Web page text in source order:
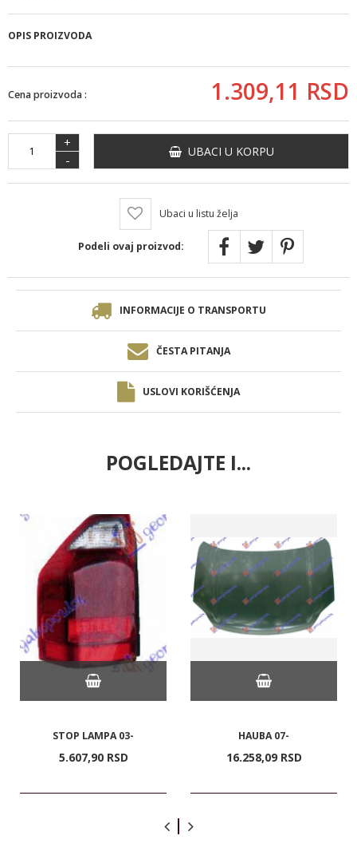
OPIS PROIZVODA
Cena proizvoda : 1.309,11 RSD
+
-
UBACI U KORPU
Ubaci u listu želja
Podeli ovaj proizvod:
INFORMACIJE O TRANSPORTU
ČESTA PITANJA
USLOVI KORIŠĆENJA
POGLEDAJTE I...
STOP LAMPA 03-
5.607,90 RSD
HAUBA 07-
16.258,09 RSD